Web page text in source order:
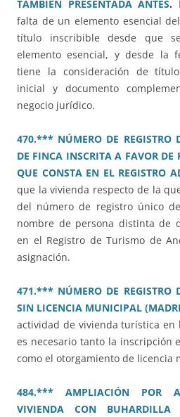
TAMBIÉN PRESENTADA ANTES.
falta de un elemento esencial
título inscribible desde que
elemento esencial, y desde la
tiene la consideración de
inicial y documento
negocio jurídico.
470.*** NÚMERO DE REGISTRO
DE FINCA INSCRITA A FAVOR
QUE CONSTA EN EL REGISTRO
que la vivienda respecto de la
del número de registro único
nombre de persona distinta de
en el Registro de Turismo de
asignación.
471.*** NÚMERO DE REGISTRO
SIN LICENCIA MUNICIPAL
actividad de vivienda turística en
es necesario tanto la inscripción
como el otorgamiento de licencia
484.*** AMPLIACIÓN POR
VIVIENDA CON